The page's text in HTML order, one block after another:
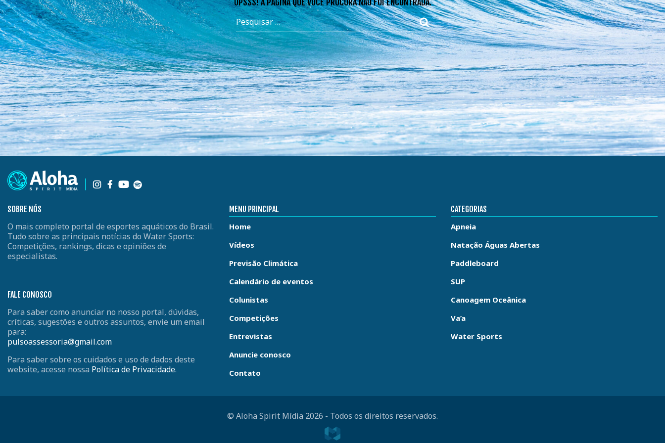
SOBRE NÓS
O mais completo portal de esportes aquáticos do Brasil.
Tudo sobre as principais notícias do Water Sports:
Competições, rankings, dicas e opiniões de
especialistas.
FALE CONOSCO
Para saber como anunciar no nosso portal, dúvidas,
críticas, sugestões e outros assuntos, envie um email
para:
pulsoassessoria@gmail.com
Para saber sobre os cuidados e uso de dados deste
website, acesse nossa Política de Privacidade.
MENU PRINCIPAL
Home
Vídeos
Previsão Climática
Calendário de eventos
Colunistas
Competições
Entrevistas
Anuncie conosco
Contato
CATEGORIAS
Apneia
Natação Águas Abertas
Paddleboard
SUP
Canoagem Oceânica
Va’a
Water Sports
© Aloha Spirit Mídia 2026 - Todos os direitos reservados.